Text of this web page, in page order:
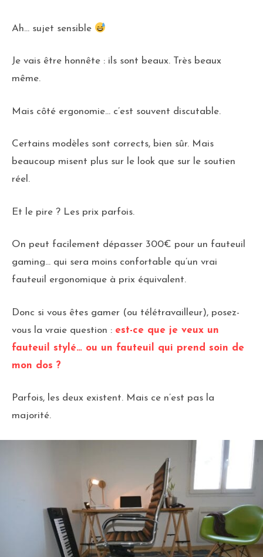
Ah… sujet sensible
Je vais être honnête : ils sont beaux. Très beaux
même.
Mais côté ergonomie… c’est souvent discutable.
Certains modèles sont corrects, bien sûr. Mais
beaucoup misent plus sur le look que sur le soutien
réel.
Et le pire ? Les prix parfois.
On peut facilement dépasser 300€ pour un fauteuil
gaming… qui sera moins confortable qu’un vrai
fauteuil ergonomique à prix équivalent.
Donc si vous êtes gamer (ou télétravailleur), posez-
vous la vraie question : est-ce que je veux un
fauteuil stylé… ou un fauteuil qui prend soin de
mon dos ?
Parfois, les deux existent. Mais ce n’est pas la
majorité.